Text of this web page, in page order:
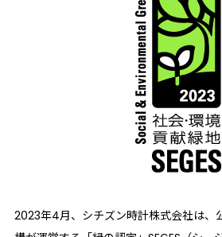
2023年4月、シチズン時計株式会社は、